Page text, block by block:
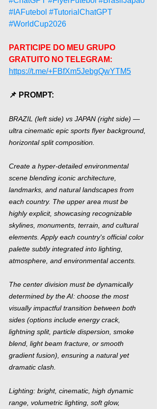
#IAFutebol #TutorialChatGPT
#WorldCup2026
PARTICIPE DO MEU GRUPO
GRATUITO NO TELEGRAM:
https://t.me/+FBfXm5JebgQwYTM5
📌 PROMPT:
BRAZIL (left side) vs JAPAN (right side) —
ultra cinematic epic sports flyer background,
horizontal split composition.
Create a hyper-detailed environmental
scene blending iconic architecture,
landmarks, and natural landscapes from
each country. The upper area must be
highly explicit, showcasing recognizable
skylines, monuments, terrain, and cultural
elements. Apply each country's official color
palette subtly integrated into lighting,
atmosphere, and environmental accents.
The center division must be dynamically
determined by the AI: choose the most
visually impactful transition between both
sides (options include energy crack,
lightning split, particle dispersion, smoke
blend, light beam fracture, or smooth
gradient fusion), ensuring a natural yet
dramatic clash.
Lighting: bright, cinematic, high dynamic
range, volumetric lighting, soft glow,